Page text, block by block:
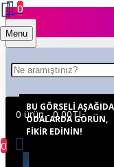
Menu
0
0 ürün - 0,00TL
0
BU GÖRSELI
ODALARDA GÖRÜN,
FIKIR EDININ!